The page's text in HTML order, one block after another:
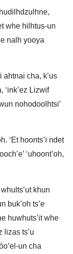
whe hilhtus-un
nalh yooya
ahtnai cha, k’us
‘ink’ez Lizwif
nohodoolhtsi’
‘Et hoonts’i ndet
‘uhoont’oh,
khun
buk’oh ts’e
huwhuts’it whe
lizas ts’u
un cha